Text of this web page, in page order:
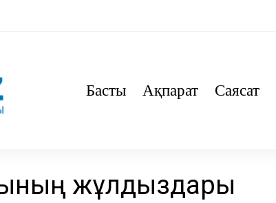
Басты Ақпарат Саясат
жұлдыздары